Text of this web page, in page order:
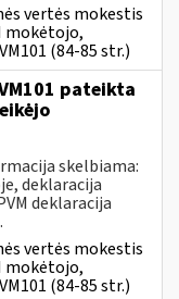
vertės mokestis
mokėtojo,
(84-85 str.)
pateikta
skelbiama:
deklaracija
deklaracija
vertės mokestis
mokėtojo,
(84-85 str.)